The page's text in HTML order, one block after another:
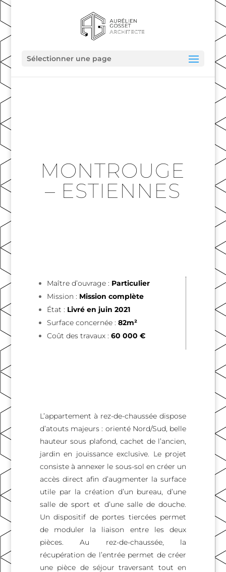
Sélectionner une page
MONTROUGE
– ESTIENNES
Maître d’ouvrage : Particulier
Mission : Mission complète
État : Livré en juin 2021
Surface concernée : 82m²
Coût des travaux : 60 000 €
L’appartement à rez-de-chaussée dispose
d’atouts majeurs : orienté Nord/Sud, belle
hauteur sous plafond, cachet de l’ancien,
jardin en jouissance exclusive. Le projet
consiste à annexer le sous-sol en créer un
accès direct afin d’augmenter la surface
utile par la création d’un bureau, d’une
salle de sport et d’une salle de douche.
Un dispositif de portes tiercées permet
de moduler la liaison entre les deux
pièces. Au rez-de-chaussée, la
récupération de l’entrée permet de créer
une pièce de séjour traversant tout en